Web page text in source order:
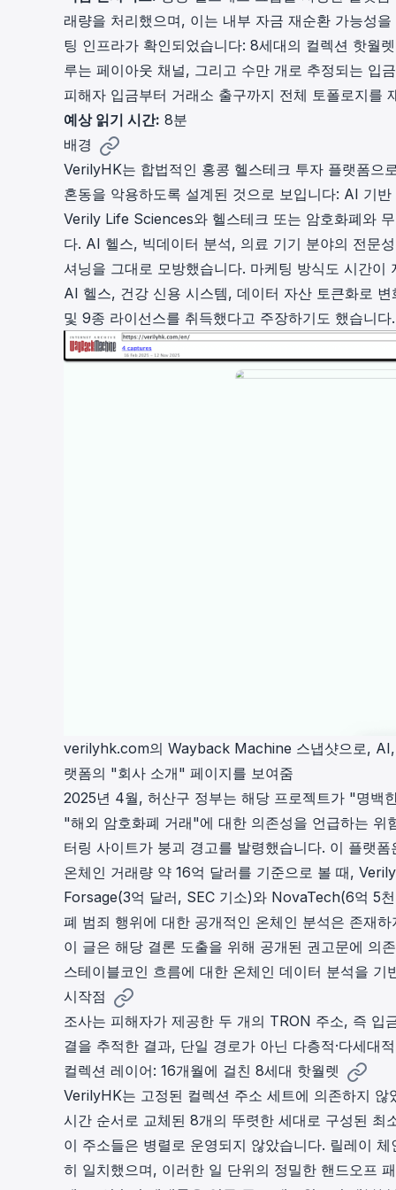
Phalcon Explorer
Visualize, simulate, and debug on-
chain transactions with an intuitive
interface.
래량을 처리했으며, 이는 내부 자금 재순환 가능성
팅 인프라가 확인되었습니다: 8세대의 컬렉션 핫월
루는 페이아웃 채널, 그리고 수만 개로 추정되는 입
피해자 입금부터 거래소 출구까지 전체 토폴로지를
예상 읽기 시간: 8분
배경
VerilyHK는 합법적인 홍콩 헬스테크 투자 플랫폼으
혼동을 악용하도록 설계된 것으로 보입니다: AI 기
Verily Life Sciences와 헬스테크 또는 암호화폐와
다. AI 헬스, 빅데이터 분석, 의료 기기 분야의 전문
셔닝을 그대로 모방했습니다. 마케팅 방식도 시간
AI 헬스, 건강 신용 시스템, 데이터 자산 토큰화로
및 9종 라이선스를 취득했다고 주장하기도 했습니다.
verilyhk.com의 Wayback Machine 스냅샷으로,
랫폼의 "회사 소개" 페이지를 보여줌
2025년 4월, 허산구 정부는 해당 프로젝트가 "명백
"해외 암호화폐 거래"에 대한 의존성을 언급하는
터링 사이트가 붕괴 경고를 발령했습니다. 이 플랫
온체인 거래량 약 16억 달러를 기준으로 볼 때,
Forsage(3억 달러, SEC 기소)와 NovaTech(6억 5
폐 범죄 행위에 대한 공개적인 온체인 분석은 존재하
이 글은 해당 결론 도출을 위해 공개된 권고문에 의
스테이블코인 흐름에 대한 온체인 데이터 분석을
시작점
조사는 피해자가 제공한 두 개의 TRON 주소, 즉 입
결을 추적한 결과, 단일 경로가 아닌 다층적·다세대
컬렉션 레이어: 16개월에 걸친 8세대 핫월렛
VerilyHK는 고정된 컬렉션 주소 세트에 의존하지
시간 순서로 교체된 8개의 뚜렷한 세대로 구성된 최
이 주소들은 병렬로 운영되지 않았습니다. 릴레이
히 일치했으며, 이러한 일 단위의 정밀한 핸드오프